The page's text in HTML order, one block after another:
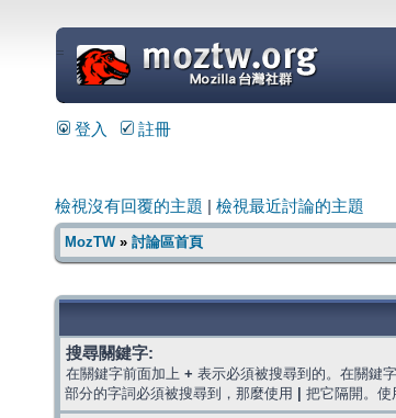
=
登入 註冊
檢視沒有回覆的主題 檢視最近討論的主題
MozTW» 討論區首頁
搜尋關鍵字:
在關鍵字前面加上 + 表示必須被搜尋到的。在關鍵
部分的字詞必須被搜尋到，那麼使用
把它隔開。使